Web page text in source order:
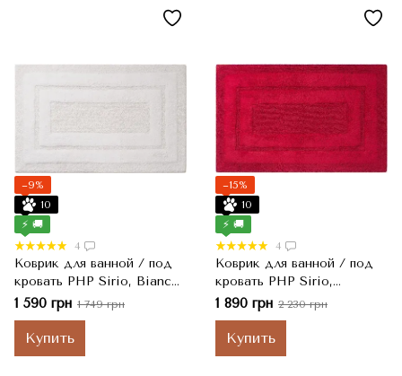
−9%
10
⚡ 🚚
4
Коврик для ванной / под
кровать PHP Sirio, Bianco
Белый, 50x80 см
1 590 грн 1 749 грн
Купить
−15%
10
⚡ 🚚
4
Коврик для ванной / под
кровать PHP Sirio,
Carminio Красный, 55x100
см
1 890 грн 2 230 грн
Купить